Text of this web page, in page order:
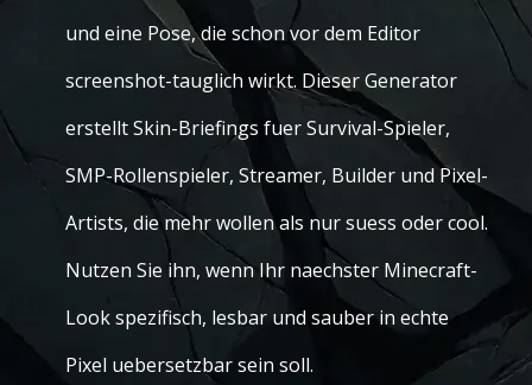
und eine Pose, die schon vor dem Editor
screenshot-tauglich wirkt. Dieser Generator
erstellt Skin-Briefings fuer Survival-Spieler,
SMP-Rollenspieler, Streamer, Builder und Pixel-
Artists, die mehr wollen als nur suess oder cool.
Nutzen Sie ihn, wenn Ihr naechster Minecraft-
Look spezifisch, lesbar und sauber in echte
Pixel uebersetzbar sein soll.